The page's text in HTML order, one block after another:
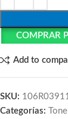
COMPRAR
Add to
SKU: 106R03911
Categorías: